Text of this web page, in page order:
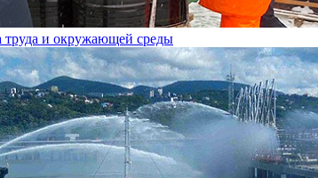
труда и окружающей среды